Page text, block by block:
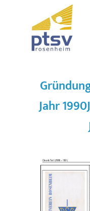
Jahr 1990